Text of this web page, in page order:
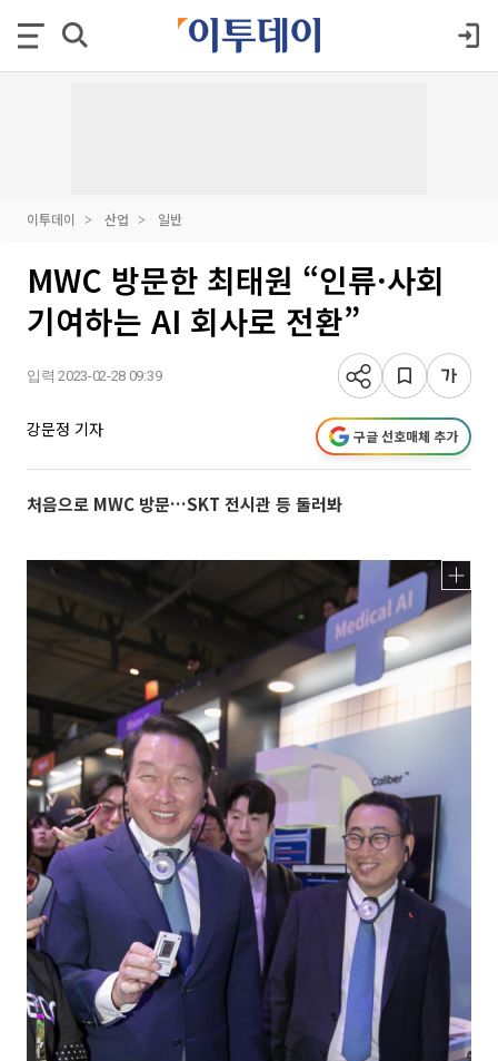
이투데이 산업 일반
MWC 방문한 최태원 “인류·사회
기여하는 AI 회사로 전환”
입력 2023-02-28 09:39
강문정 기자 구글 선호매체 추가
처음으로 MWC 방문…SKT 전시관 등 둘러봐